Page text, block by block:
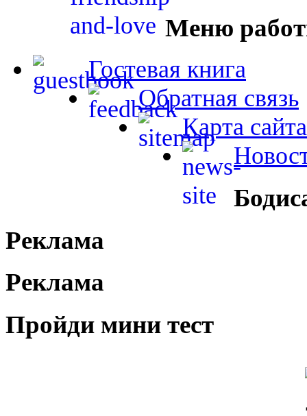
Меню
Гостевая книга
Обратная связь
Карта сайта
Реклама
Реклама
Пройди мини тест